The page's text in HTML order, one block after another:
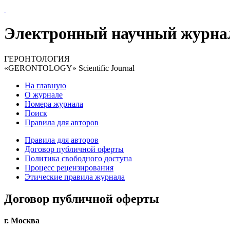
Электронный научный
ГЕРОНТОЛОГИЯ
«GERONTOLOGY» Scientific Journal
На главную
О журнале
Номера журнала
Поиск
Правила для авторов
Правила для авторов
Договор публичной оферты
Политика свободного доступа
Процесс рецензирования
Этические правила журнала
Договор публичной оферты
г. Москва